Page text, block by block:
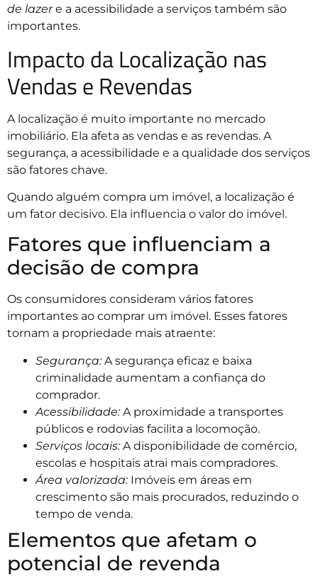
de lazere a acessibilidade a serviços também são
importantes.
Impacto da Localização nas
Vendas e Revendas
A localização é muito importante no mercado
imobiliário. Ela afeta as vendas e as revendas. A
segurança, a acessibilidade e a qualidade dos serviços
são fatores chave.
Quando alguém compra um imóvel, a localização é
um fator decisivo. Ela influencia o valor do imóvel.
Fatores que influenciam a
decisão de compra
Os consumidores consideram vários fatores
importantes ao comprar um imóvel. Esses fatores
tornam a propriedade mais atraente:
Segurança:A segurança eficaz e baixa
criminalidade aumentam a confiança do
comprador.
Acessibilidade:A proximidade a transportes
públicos e rodovias facilita a locomoção.
Serviços locais:A disponibilidade de comércio,
escolas e hospitais atrai mais compradores.
Área valorizada:Imóveis em áreas em
crescimento são mais procurados, reduzindo o
tempo de venda.
Elementos que afetam o
potencial de revenda